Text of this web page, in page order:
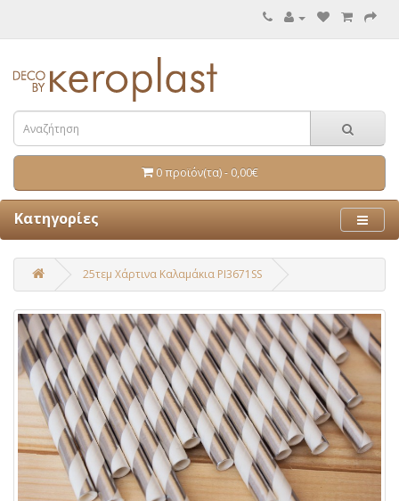
0 προϊόν(τα) - 0,00€
Κατηγορίες
25τεμ Χάρτινα Καλαμάκια PI3671SS